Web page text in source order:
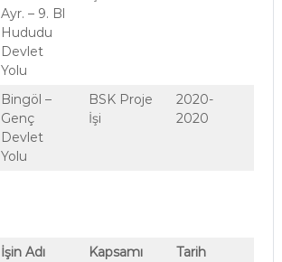
Ayr. – 9. Bl
Hududu
Devlet
Yolu
Bingöl –
Genç
Devlet
Yolu
BSK Proje
İşi
2020-
2020
İşin Adı Kapsamı
Tarih